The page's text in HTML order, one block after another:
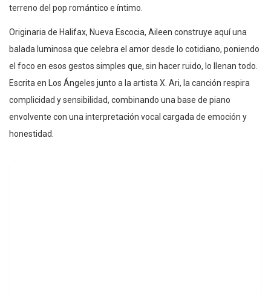
terreno del pop romántico e íntimo.
Originaria de Halifax, Nueva Escocia, Aileen construye aquí una
balada luminosa que celebra el amor desde lo cotidiano, poniendo
el foco en esos gestos simples que, sin hacer ruido, lo llenan todo.
Escrita en Los Ángeles junto a la artista X. Ari, la canción respira
complicidad y sensibilidad, combinando una base de piano
envolvente con una interpretación vocal cargada de emoción y
honestidad.